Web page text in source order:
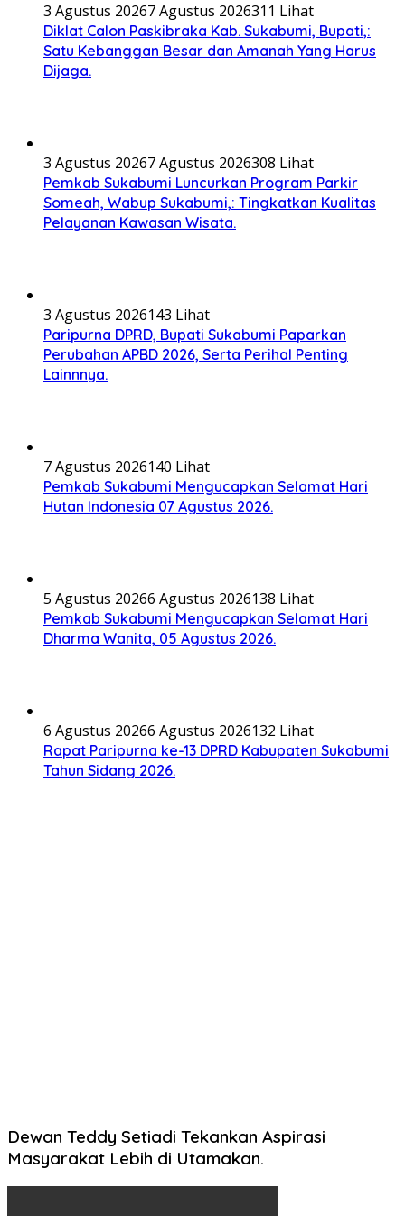
3 Agustus 20267 Agustus 2026311 Lihat
Diklat Calon Paskibraka Kab. Sukabumi, Bupati,:
Satu Kebanggan Besar dan Amanah Yang Harus
Dijaga.
3 Agustus 20267 Agustus 2026308 Lihat
Pemkab Sukabumi Luncurkan Program Parkir
Someah, Wabup Sukabumi,: Tingkatkan Kualitas
Pelayanan Kawasan Wisata.
3 Agustus 2026143 Lihat
Paripurna DPRD, Bupati Sukabumi Paparkan
Perubahan APBD 2026, Serta Perihal Penting
Lainnnya.
7 Agustus 2026140 Lihat
Pemkab Sukabumi Mengucapkan Selamat Hari
Hutan Indonesia 07 Agustus 2026.
5 Agustus 20266 Agustus 2026138 Lihat
Pemkab Sukabumi Mengucapkan Selamat Hari
Dharma Wanita, 05 Agustus 2026.
6 Agustus 20266 Agustus 2026132 Lihat
Rapat Paripurna ke-13 DPRD Kabupaten Sukabumi
Tahun Sidang 2026.
Dewan Teddy Setiadi Tekankan Aspirasi
Masyarakat Lebih di Utamakan.